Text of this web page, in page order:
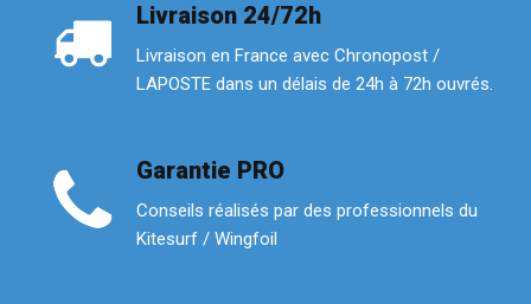
Livraison 24/72h
Livraison en France avec Chronopost /
LAPOSTE dans un délais de 24h à 72h ouvrés.
Garantie PRO
Conseils réalisés par des professionnels du
Kitesurf / Wingfoil